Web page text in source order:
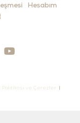
Hesabım
Politikası ve Çerezler